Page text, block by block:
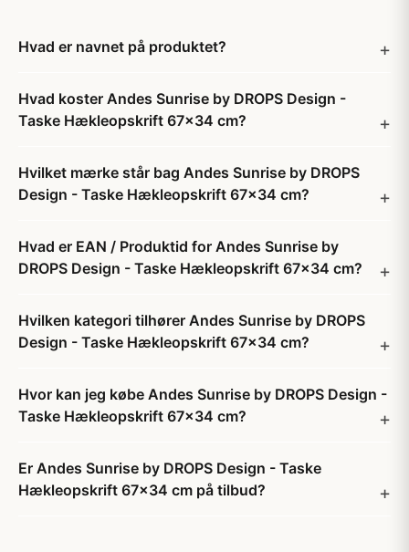
Hvad er navnet på produktet?
Hvad koster Andes Sunrise by DROPS Design -
Taske Hækleopskrift 67x34 cm?
Hvilket mærke står bag Andes Sunrise by DROPS
Design - Taske Hækleopskrift 67x34 cm?
Hvad er EAN / Produktid for Andes Sunrise by
DROPS Design - Taske Hækleopskrift 67x34 cm?
Hvilken kategori tilhører Andes Sunrise by DROPS
Design - Taske Hækleopskrift 67x34 cm?
Hvor kan jeg købe Andes Sunrise by DROPS Design -
Taske Hækleopskrift 67x34 cm?
Er Andes Sunrise by DROPS Design - Taske
Hækleopskrift 67x34 cm på tilbud?